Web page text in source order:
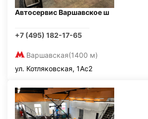
Автосервис Варшавское ш
+7 (495) 182-17-65
Варшавская(1400 м)
ул. Котляковская, 1Ас2